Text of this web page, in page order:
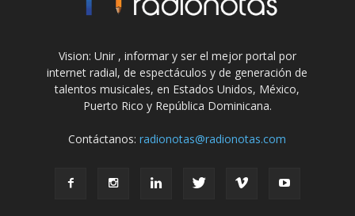
Vision: Unir , informar y ser el mejor portal por
internet radial, de espectáculos y de generación de
talentos musicales, en Estados Unidos, México,
Puerto Rico y República Dominicana.
Contáctanos:radionotas@radionotas.com